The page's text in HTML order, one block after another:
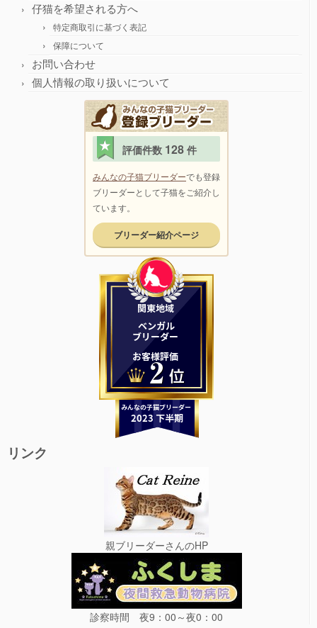
仔猫を希望される方へ
特定商取引に基づく表記
保障について
お問い合わせ
個人情報の取り扱いについて
評価件数 128 件
みんなの子猫ブリーダーでも登録
ブリーダーとして子猫をご紹介し
ています。
ブリーダー紹介ページ
リンク
親ブリーダーさんのHP
診察時間 夜9：00～夜0：00